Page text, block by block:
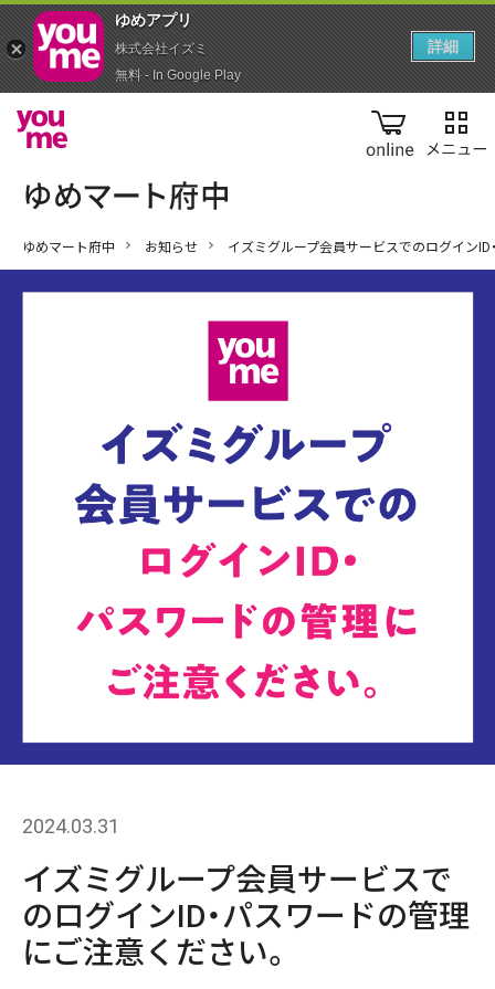
online
ゆめマート府中 お知らせ イズミグループ会員サービスでのログインID
2024.03.31
イズミグループ会員サービスで
のログインID・パスワードの管理
にご注意ください。
ゆめアプ‪リ‬
株式会社イズミ
無料 - In Google Play
詳細